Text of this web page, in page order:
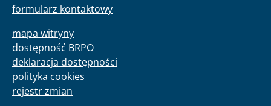
formularz kontaktowy
mapa witryny
dostępność BRPO
deklaracja dostępności
polityka cookies
rejestr zmian